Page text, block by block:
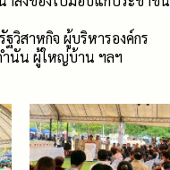
สาหกิจ ผู้บริหารองค์กร
ำนัน ผู้ใหญ่บ้าน ฯลฯ